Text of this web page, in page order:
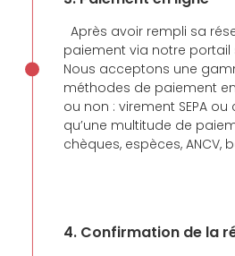
Après avoir rempli sa
paiement via notre portail
Nous acceptons une
méthodes de paiement
ou non : virement SEPA
qu’une multitude de
chèques, espèces, ANCV,
4. Confirmation de la